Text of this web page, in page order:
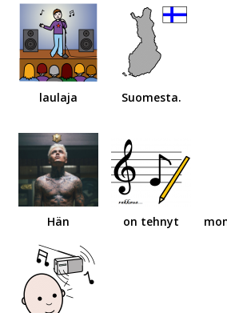
laulaja Suomesta.
Hän on tehnyt